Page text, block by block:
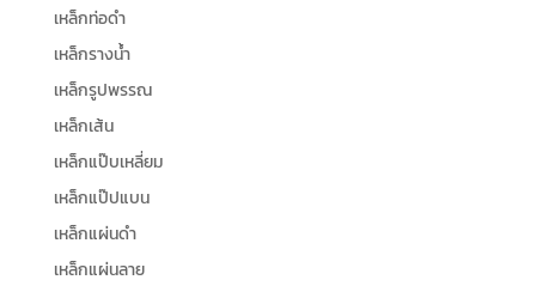
เหล็กท่อดำ
เหล็กรางน้ำ
เหล็กรูปพรรณ
เหล็กเส้น
เหล็กแป๊บเหลี่ยม
เหล็กแป๊ปแบน
เหล็กแผ่นดำ
เหล็กแผ่นลาย